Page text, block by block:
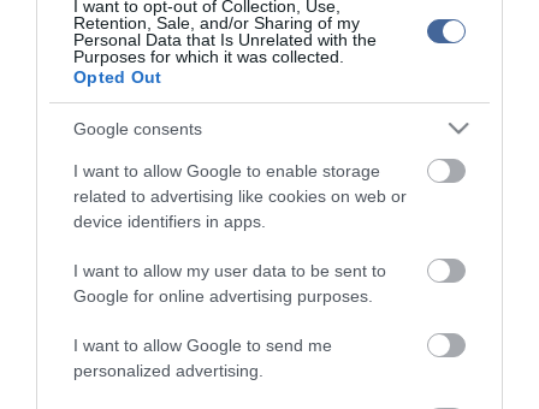
I want to opt-out of Collection, Use,
Retention, Sale, and/or Sharing of my
Personal Data that Is Unrelated with the
Purposes for which it was collected.
Opted Out
Google consents
I want to allow Google to enable storage
related to advertising like cookies on web or
device identifiers in apps.
I want to allow my user data to be sent to
Google for online advertising purposes.
I want to allow Google to send me
personalized advertising.
Betlehem Dávid nyerte a kieséses versenyt
top fórum témák:
Tanár Úr gyere, mindjárt lesz Lillád!
AZ IGAZSÁG SOHA NEM KÉSŐ
2022.05.10 21:07